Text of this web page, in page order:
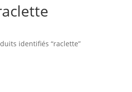
identifiés “raclette”